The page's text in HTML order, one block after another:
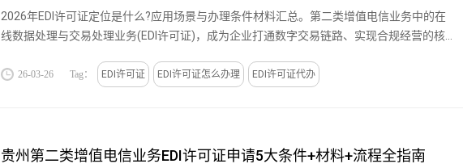
2026年EDI许可证定位是什么?应用场景与办理条件材料汇总。第二类增值电信业务中的在
线数据处理与交易处理业务(EDI许可证)，成为企业打通数字交易链路、实现合规经营的核
26-03-26 Tag： EDI许可证 EDI许可证怎么办理 EDI许可证代办
贵州第二类增值电信业务EDI许可证申请5大条件+材料+流程全指南